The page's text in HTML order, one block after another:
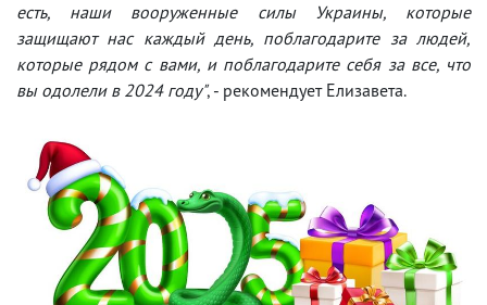
есть, наши вооруженные силы Украины, которые
защищают нас каждый день, поблагодарите за людей,
которые рядом с вами, и поблагодарите себя за все, что
вы одолели в 2024 году", - рекомендует Елизавета.